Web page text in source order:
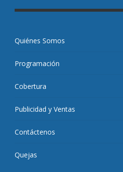
Quiénes Somos
Programación
Cobertura
Publicidad y Ventas
Contáctenos
Quejas